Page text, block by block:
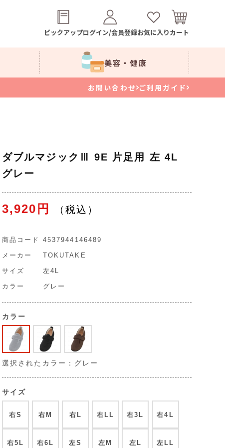
ピックアップログイン/会員登録お気に入りカート
美容・健康
お問い合わせ ご利用ガイド
ダブルマジックⅢ 9E 片足用 左 4L
グレー
3,920円
商品コード 4537944146489
メーカー TOKUTAKE
サイズ 左4L
カラー グレー
カラー
選択されたカラー：グレー
サイズ
右S 右M 右L 右LL 右3L 右4L
右5L 右6L 左S 左M 左L 左LL